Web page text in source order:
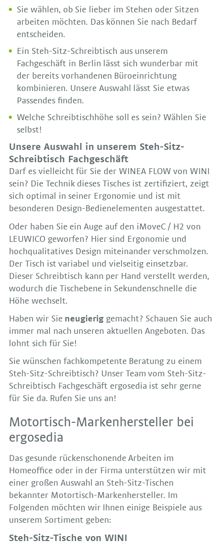
Sie wählen, ob Sie lieber im Stehen oder Sitzen
arbeiten möchten. Das können Sie nach Bedarf
entscheiden.
Ein Steh-Sitz-Schreibtisch aus unserem
Fachgeschäft in Berlin lässt sich wunderbar mit
der bereits vorhandenen Büroeinrichtung
kombinieren. Unsere Auswahl lässt Sie etwas
Passendes finden.
Welche Schreibtischhöhe soll es sein? Wählen Sie
selbst!
Unsere Auswahl in unserem Steh-Sitz-
Schreibtisch Fachgeschäft
Darf es vielleicht für Sie der WINEA FLOW von WINI
sein? Die Technik dieses Tisches ist zertifiziert, zeigt
sich optimal in seiner Ergonomie und ist mit
besonderen Design-Bedienelementen ausgestattet.
Oder haben Sie ein Auge auf den iMoveC / H2 von
LEUWICO geworfen? Hier sind Ergonomie und
hochqualitatives Design miteinander verschmolzen.
Der Tisch ist variabel und vielseitig einsetzbar.
Dieser Schreibtisch kann per Hand verstellt werden,
wodurch die Tischebene in Sekundenschnelle die
Höhe wechselt.
Haben wir Sie neugierig gemacht? Schauen Sie auch
immer mal nach unseren aktuellen Angeboten. Das
lohnt sich für Sie!
Sie wünschen fachkompetente Beratung zu einem
Steh-Sitz-Schreibtisch? Unser Team vom Steh-Sitz-
Schreibtisch Fachgeschäft ergosedia ist sehr gerne
für Sie da. Rufen Sie uns an!
Motortisch-Markenhersteller bei
ergosedia
Das gesunde rückenschonende Arbeiten im
Homeoffice oder in der Firma unterstützen wir mit
einer großen Auswahl an Steh-Sitz-Tischen
bekannter Motortisch-Markenhersteller. Im
Folgenden möchten wir Ihnen einige Beispiele aus
unserem Sortiment geben:
Steh-Sitz-Tische von WINI